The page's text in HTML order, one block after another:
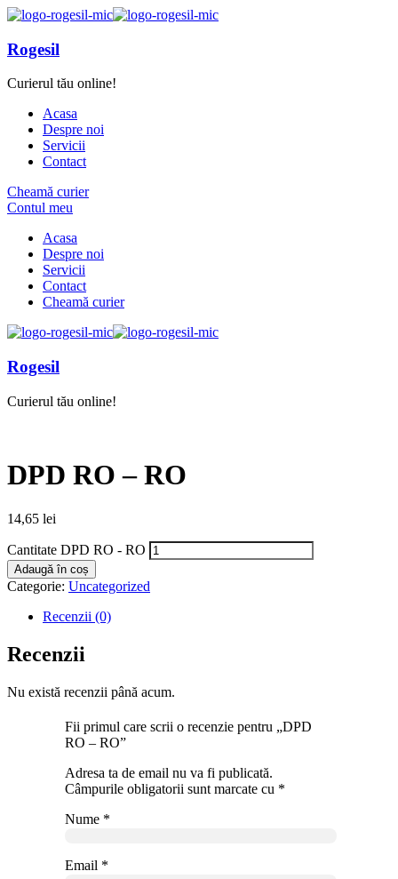
Rogesil
Curierul tău online!
Acasa
Despre noi
Servicii
Contact
Cheamă curier
Contul meu
Acasa
Despre noi
Servicii
Contact
Cheamă curier
Rogesil
Curierul tău online!
DPD RO – RO
14,65 lei
Cantitate DPD RO - RO
Adaugă în coș
Categorie: Uncategorized
Recenzii (0)
Recenzii
Nu există recenzii până acum.
Fii primul care scrii o recenzie pentru „DPD
RO – RO”
Adresa ta de email nu va fi publicată.
Câmpurile obligatorii sunt marcate cu *
Nume *
Email *